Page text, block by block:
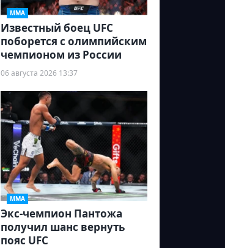
ММА
Известный боец UFC
поборется с олимпийским
чемпионом из России
06 августа 2026 13:37
ММА
Экс-чемпион Пантожа
получил шанс вернуть
пояс UFC